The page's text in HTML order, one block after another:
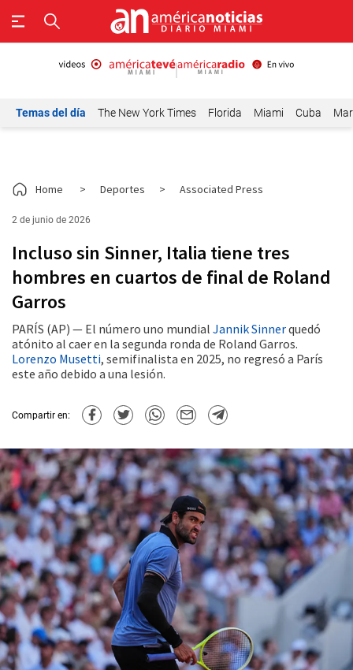
Temas del día The New York Times Florida Miami Cuba
Home > Deportes > Associated Press
2 de junio de 2026
Incluso sin Sinner, Italia tiene tres
hombres en cuartos de final de Roland
Garros
PARÍS (AP) — El número uno mundial Jannik Sinnerquedó
atónito al caer en la segunda ronda de Roland Garros.
Lorenzo Musetti, semifinalista en 2025, no regresó a París
este año debido a una lesión.
Compartir en: